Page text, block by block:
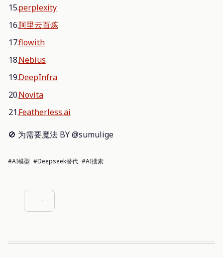
perplexity
阿里云百炼
flowith
Nebius
DeepInfra
Novita
Featherless.ai
🚫 为需要魔法 BY @sumulige
#AI模型 #Deepseek替代 #AI搜索